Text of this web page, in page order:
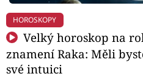
HOROSKOPY
Velký horoskop na
znamení Raka: Měli
své intuici